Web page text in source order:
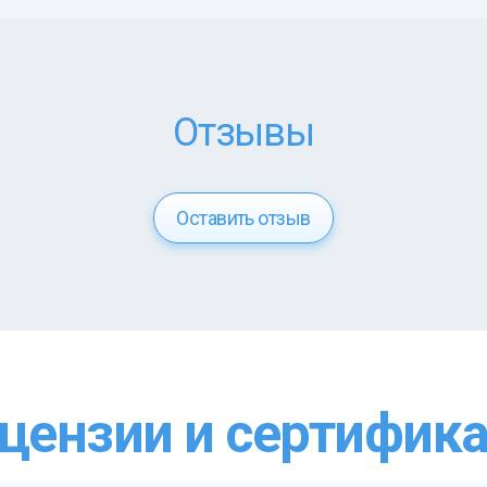
Отзывы
Оставить отзыв
и